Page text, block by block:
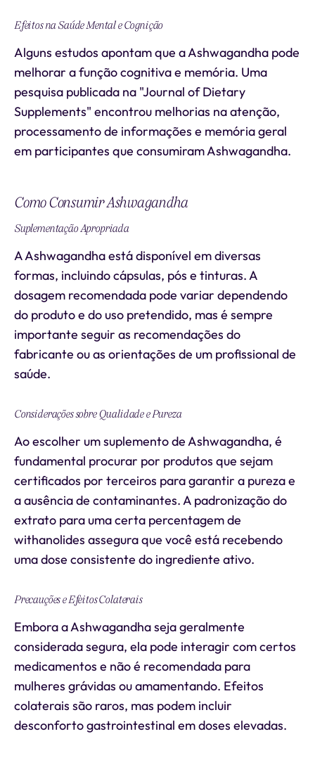
Efeitos na Saúde Mental e Cognição
Alguns estudos apontam que a Ashwagandha pode
melhorar a função cognitiva e memória. Uma
pesquisa publicada na "Journal of Dietary
Supplements" encontrou melhorias na atenção,
processamento de informações e memória geral
em participantes que consumiram Ashwagandha.
Como Consumir Ashwagandha
Suplementação Apropriada
A Ashwagandha está disponível em diversas
formas, incluindo cápsulas, pós e tinturas. A
dosagem recomendada pode variar dependendo
do produto e do uso pretendido, mas é sempre
importante seguir as recomendações do
fabricante ou as orientações de um profissional de
saúde.
Considerações sobre Qualidade e Pureza
Ao escolher um suplemento de Ashwagandha, é
fundamental procurar por produtos que sejam
certificados por terceiros para garantir a pureza e
a ausência de contaminantes. A padronização do
extrato para uma certa percentagem de
withanolides assegura que você está recebendo
uma dose consistente do ingrediente ativo.
Precauções e Efeitos Colaterais
Embora a Ashwagandha seja geralmente
considerada segura, ela pode interagir com certos
medicamentos e não é recomendada para
mulheres grávidas ou amamentando. Efeitos
colaterais são raros, mas podem incluir
desconforto gastrointestinal em doses elevadas.